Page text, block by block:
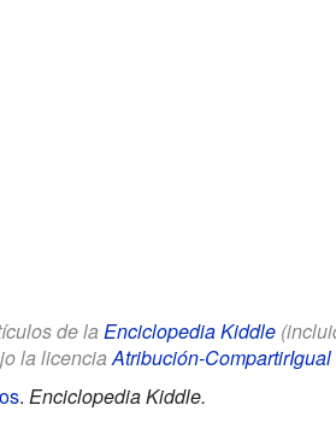
de la Enciclopedia Kiddle
la licenciaAtribución-CompartirIgual
. Enciclopedia Kiddle.